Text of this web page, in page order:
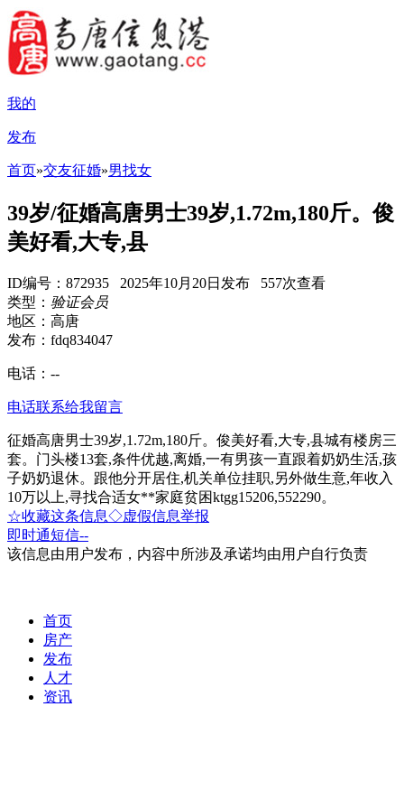
我的
发布
首页»交友征婚»男找女
39岁/征婚高唐男士39岁,1.72m,180斤。俊
美好看,大专,县
ID编号：872935 2025年10月20日发布 557次查看
类型： 验证会员
地区：高唐
发布：fdq834047
电话： --
电话联系给我留言
征婚高唐男士39岁,1.72m,180斤。俊美好看,大专,县城有楼房三
套。门头楼13套,条件优越,离婚,一有男孩一直跟着奶奶生活,孩
子奶奶退休。跟他分开居住,机关单位挂职,另外做生意,年收入
10万以上,寻找合适女**家庭贫困ktgg15206,552290。
☆收藏这条信息◇虚假信息举报
即时通短信--
该信息由用户发布，内容中所涉及承诺均由用户自行负责
首页
房产
发布
人才
资讯